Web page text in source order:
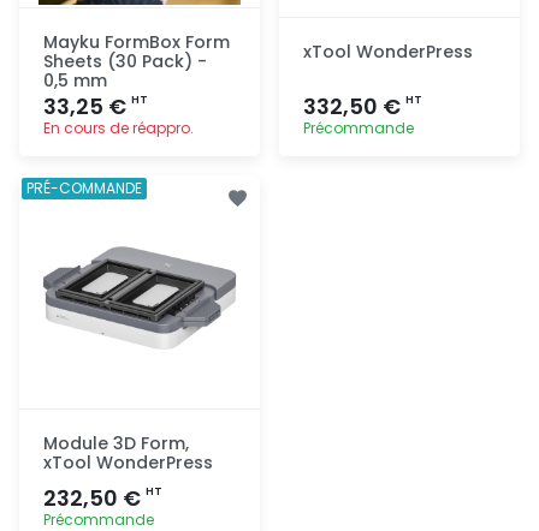
Mayku FormBox Form
Sheets (30 Pack) -
0,5 mm
33,25 € HT
En cours de réappro.
rapide
xTool WonderPress
332,50 € HT
Précommande
Module 3D Form,
xTool WonderPress
232,50 € HT
Précommande
PRÉ-COMMANDE